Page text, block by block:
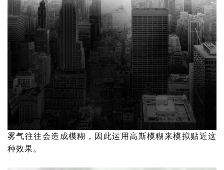
雾气往往会造成模糊，因此运用高斯模糊来模拟贴近这
种效果。